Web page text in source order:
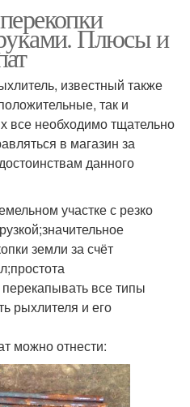
Плюсы и
известный также
так и
все необходимо тщательно
в магазин за
данного
участке с резко
земли за счёт
все типы
рыхлителя и его
можно отнести: